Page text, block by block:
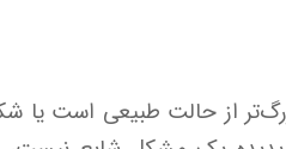
از حالت طبیعی است یا